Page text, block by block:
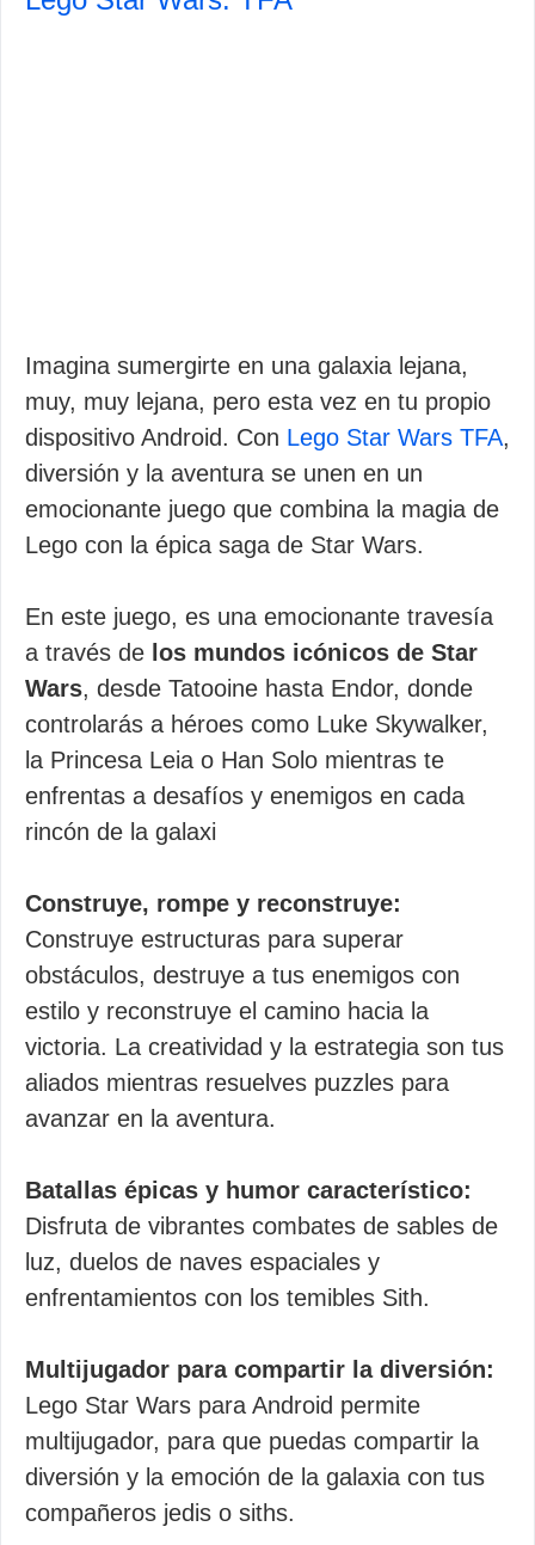
Imagina sumergirte en una galaxia lejana,
muy, muy lejana, pero esta vez en tu propio
dispositivo Android. Con Lego Star Wars TFA,
diversión y la aventura se unen en un
emocionante juego que combina la magia de
Lego con la épica saga de Star Wars.
En este juego, es una emocionante travesía
a través de los mundos icónicos de Star
Wars, desde Tatooine hasta Endor, donde
controlarás a héroes como Luke Skywalker,
la Princesa Leia o Han Solo mientras te
enfrentas a desafíos y enemigos en cada
rincón de la galaxi
Construye, rompe y reconstruye:
Construye estructuras para superar
obstáculos, destruye a tus enemigos con
estilo y reconstruye el camino hacia la
victoria. La creatividad y la estrategia son tus
aliados mientras resuelves puzzles para
avanzar en la aventura.
Batallas épicas y humor característico:
Disfruta de vibrantes combates de sables de
luz, duelos de naves espaciales y
enfrentamientos con los temibles Sith.
Multijugador para compartir la diversión:
Lego Star Wars para Android permite
multijugador, para que puedas compartir la
diversión y la emoción de la galaxia con tus
compañeros jedis o siths.